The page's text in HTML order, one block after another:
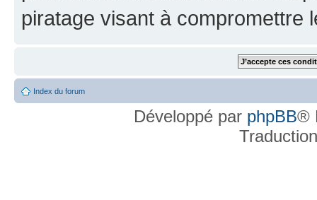
piratage visant à compromettre
Index du forum
Développé par phpBB®